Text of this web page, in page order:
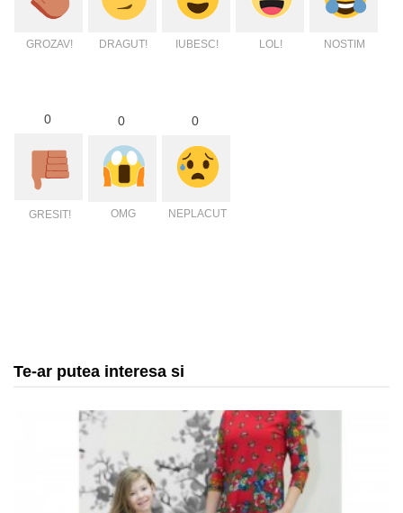
GROZAV! DRAGUT! IUBESC! LOL! NOSTIM
0
GRESIT!
0
OMG
0
NEPLACUT
Te-ar putea interesa si